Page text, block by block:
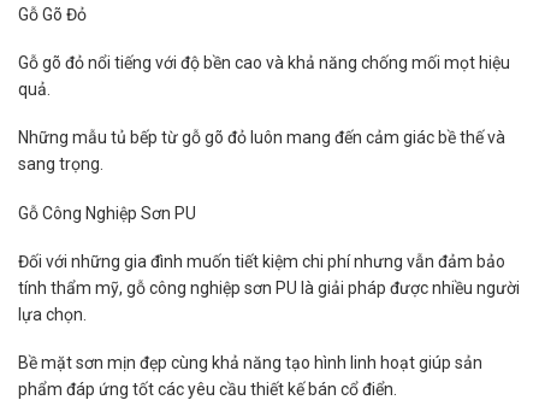
Gỗ Gõ Đỏ
Gỗ gõ đỏ nổi tiếng với độ bền cao và khả năng chống mối mọt hiệu
quả.
Những mẫu tủ bếp từ gỗ gõ đỏ luôn mang đến cảm giác bề thế và
sang trọng.
Gỗ Công Nghiệp Sơn PU
Đối với những gia đình muốn tiết kiệm chi phí nhưng vẫn đảm bảo
tính thẩm mỹ, gỗ công nghiệp sơn PU là giải pháp được nhiều người
lựa chọn.
Bề mặt sơn mịn đẹp cùng khả năng tạo hình linh hoạt giúp sản
phẩm đáp ứng tốt các yêu cầu thiết kế bán cổ điển.